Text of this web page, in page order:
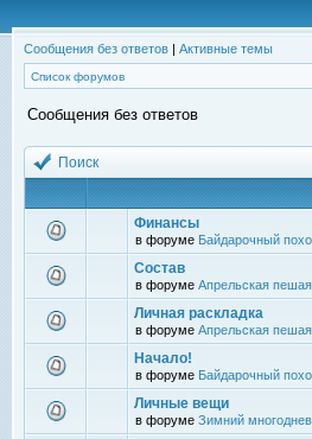
Сообщения без ответов | Активные темы
Список форумов
Сообщения без ответов
Поиск
Финансы
в форуме Байдарочный
Состав
в форуме Апрельская
Личная раскладка
в форуме Апрельская
Начало!
в форуме Байдарочный
Личные вещи
в форуме Зимний